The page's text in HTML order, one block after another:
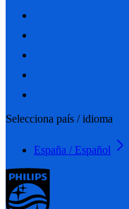
Selecciona país / idioma
España / Español